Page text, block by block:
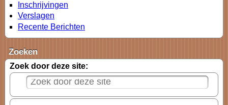
Inschrijvingen
Verslagen
Recente Berichten
Zoeken
Zoek door deze site: